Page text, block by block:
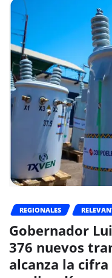
REGIONALES
Gobernador
376 nuevos
alcanza la